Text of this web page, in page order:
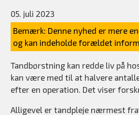
05. juli 2023
Bemærk: Denne nyhed er mere
og kan indeholde forældet
Tandbørstning kan redde liv på
kan være med til at halvere
efter en operation. Det viser
Alligevel er tandpleje nærmest